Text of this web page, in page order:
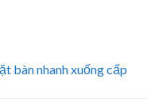
bàn nhanh xuống cấp